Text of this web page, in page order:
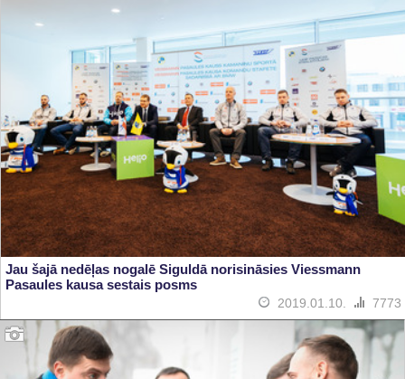
Jau šajā nedēļas nogalē Siguldā norisināsies Viessmann
Pasaules kausa sestais posms
2019.01.10. 7773